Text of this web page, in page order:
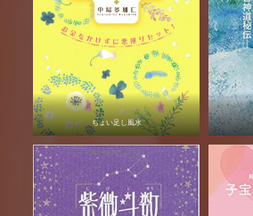
ちょい足し風水